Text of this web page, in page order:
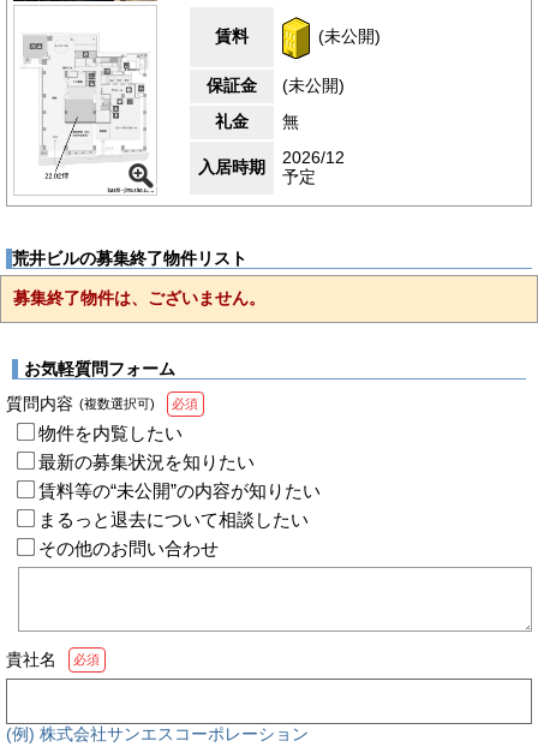
賃料 (未公開)
保証金
(未公開)
礼金
無
入居時期
2026/12
予定
荒井ビルの募集終了物件リスト
募集終了物件は、ございません。
お気軽質問フォーム
質問内容 (複数選択可) 必須
物件を内覧したい
最新の募集状況を知りたい
賃料等の“未公開”の内容が知りたい
まるっと退去について相談したい
その他のお問い合わせ
貴社名 必須
(例) 株式会社サンエスコーポレーション